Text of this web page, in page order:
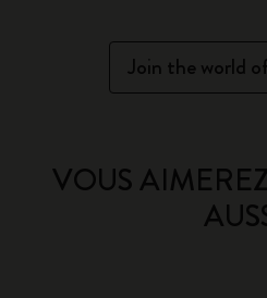
Join the world
VOUS